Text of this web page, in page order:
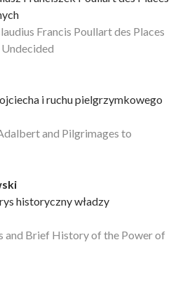
Francis Poullart des Places
i ruchu pielgrzymkowego
and Pilgrimages to
historyczny władzy
and Brief History of the Power of